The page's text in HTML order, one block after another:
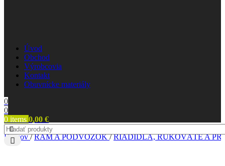
Úvod
Obchod
Výrobcovia
Kontakt
Obuvnícke materiály
0
0
0 items 0,00 €
Domov/ RÁM A PODVOZOK/ RIADIDLÁ, RUKOVÄTE A